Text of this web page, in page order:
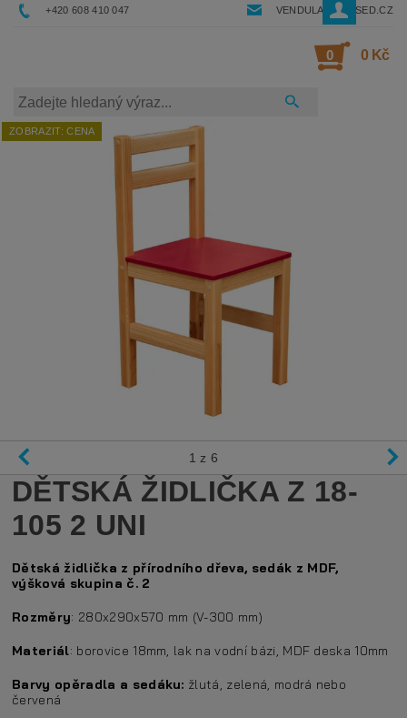
+420 608 410 047 VENDULA@RESSED.CZ
0 0 Kč
ZOBRAZIT: CENA
1 z 6
DĚTSKÁ ŽIDLIČKA Z 18-
105 2 UNI
Dětská židlička z přírodního dřeva, sedák z MDF,
výšková skupina č. 2
Rozměry: 280x290x570 mm (V-300 mm)
Materiál: borovice 18mm, lak na vodní bázi, MDF deska 10mm
Barvy opěradla a sedáku: žlutá, zelená, modrá nebo
červená